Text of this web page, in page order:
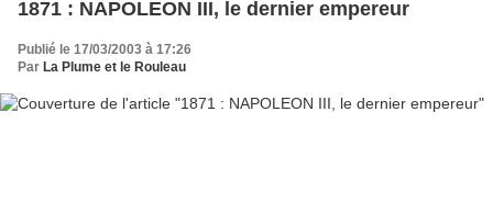
1871 : NAPOLEON III, le dernier empereur
Publié le 17/03/2003 à 17:26
Par La Plume et le Rouleau